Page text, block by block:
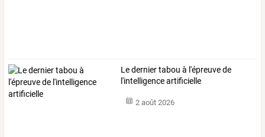
Le dernier tabou à l'épreuve de
l'intelligence artificielle
2 août 2026